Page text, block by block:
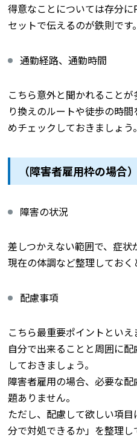
得意なことについては存分
セットで伝えるのが鉄則です。
通勤経路、通勤時間
こちら意外と聞かれること
り換えのルートや徒歩の時
めチェックしておきましょう。
（障害者雇用枠の場合）
障害の状況
差しつかえない範囲で、症状
現在の体調など整理しておく
配慮事項
こちら最重要ポイントといえ
自分で出来ることと周囲に
しておきましょう。
障害者雇用の場合、必要な
題ありません。
ただし、配慮して欲しい項
分で対処できるか」を整理し